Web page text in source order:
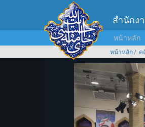
สำนักง
หน้าหลัก
หน้าหลัก ค